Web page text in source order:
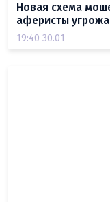
Новая схема
аферисты
19:40 30.01